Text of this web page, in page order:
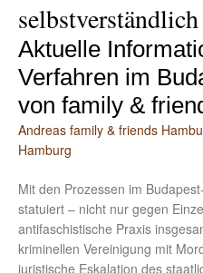
Aktuelle
Verfahren im
von family &
Andreas family & friends
Hamburg
Mit den Prozessen im
statuiert – nicht nur gegen
antifaschistische Praxis
kriminellen Vereinigung mit
juristische Eskalation des